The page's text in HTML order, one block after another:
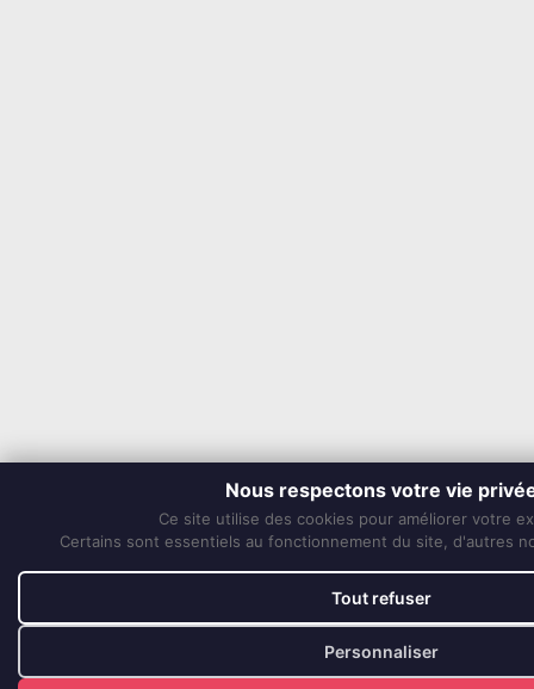
Nous respectons votre vie
Ce site utilise des cookies pour améliorer votre
Certains sont essentiels au fonctionnement du site, d'autres
Tout refuser
Personnaliser